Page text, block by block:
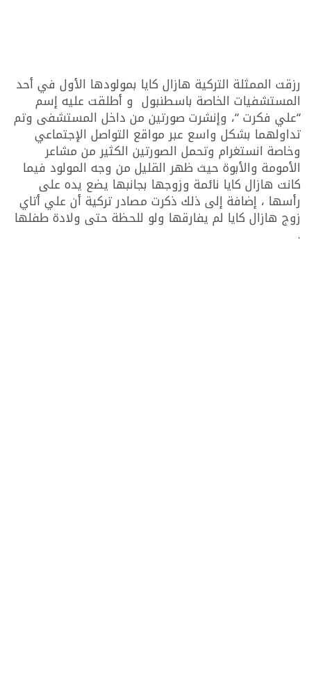
رزقت الممثلة التركية هازال كايا بمولودها الأول في أحد
المستشفيات الخاصة باسطنبول و أطلقت عليه إسم
“علي فكرت “، وإنشرت صورتين من داخل المستشفى وتم
تداولهما بشكل واسع عبر مواقع التواصل الإجتماعي
وخاصة انستغرام وتحمل الصورتين الكثير من مشاعر
الأمومة والأبوة حيث ظهر القليل من وجه المولود فيما
كانت هازال كايا نائمة وزوجها بجانبها يضع يده على
رأسها ، إضافة إلى ذلك ذكرت مصادر تركية أن علي أتاي
زوج هازال كايا لم يفارقها ولو للحظة حتى ولادة طفلها
.